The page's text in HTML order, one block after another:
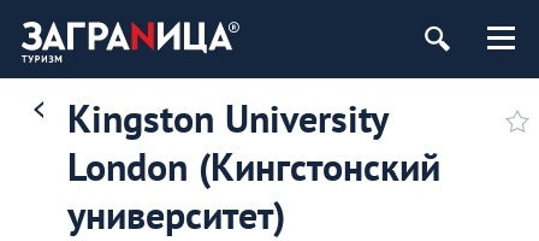
Kingston University
London (Кингстонский
университет)